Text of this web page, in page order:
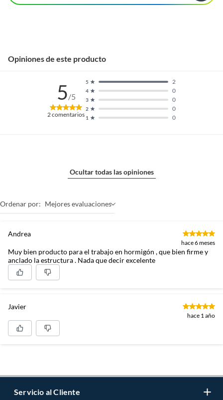
Opiniones de este producto
5/5
2comentarios 1 0
2 0
3 0
4 0
5 2
Ocultar todas las opiniones
Ordenar por: Mejores evaluaciones
Andrea
hace 6 meses
Muy bien producto para el trabajo en hormigón , que bien firme y
anclado la estructura . Nada que decir excelente
Javier
hace 1 año
Servicio al Cliente